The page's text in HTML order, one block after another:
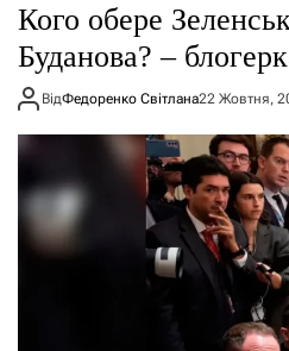
Кого обере
Буданова? –
ВідФедоренко Світлана22 Жовтня,